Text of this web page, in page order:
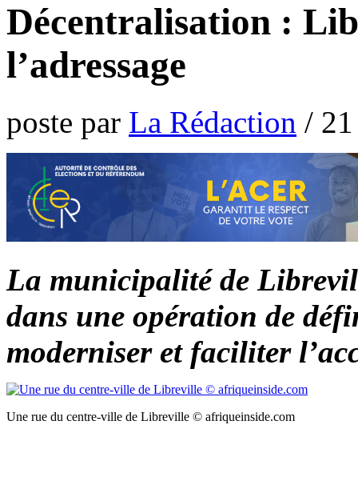
Décentralisation :
l’adressage
poste par La Rédaction /
La municipalité de
dans une opération de
moderniser et faciliter
Une rue du centre-ville de Libreville © afriqueinside.com